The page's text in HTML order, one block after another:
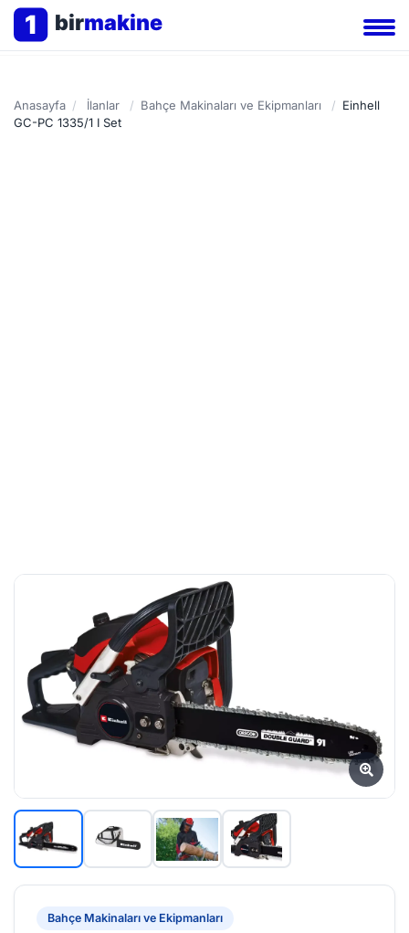
1 birmakine
Anasayfa / İlanlar / Bahçe Makinaları ve Ekipmanları / Einhell
GC-PC 1335/1 I Set
Bahçe Makinaları ve Ekipmanları